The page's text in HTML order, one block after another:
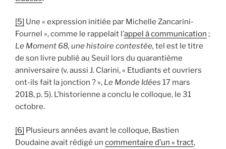
[5] Une « expression initiée par Michelle Zancarini-
Fournel », comme le rappelait l’appel à communication ;
Le Moment 68, une histoire contestée, tel est le titre
de son livre publié au Seuil lors du quarantième
anniversaire (v. aussi J. Clarini, « Etudiants et ouvriers
ont-ils fait la jonction ? », Le Monde Idées 17 mars
2018, p. 5). L’historienne a conclu le colloque, le 31
octobre.
[6] Plusieurs années avant le colloque, Bastien
Doudaine avait rédigé un commentaire d’un « tract,